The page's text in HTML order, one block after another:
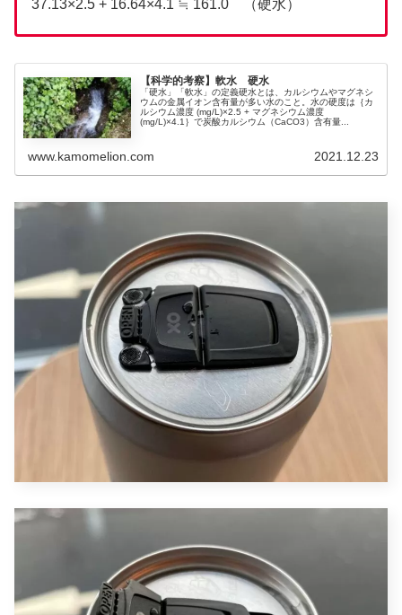
37.13×2.5 + 16.64×4.1 ≒ 161.0 （硬水）
【科学的考察】軟水 硬水
「硬水」「軟水」の定義硬水とは、カルシウムやマグネシ
ウムの金属イオン含有量が多い水のこと。水の硬度は｛カ
ルシウム濃度 (mg/L)×2.5 + マグネシウム濃度
(mg/L)×4.1｝で炭酸カルシウム（CaCO3）含有量...
www.kamomelion.com 2021.12.23